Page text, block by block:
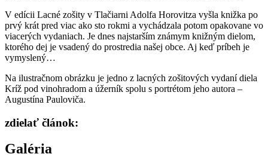
V edícii Lacné zošity v Tlačiarni Adolfa Horovitza vyšla knižka po
prvý krát pred viac ako sto rokmi a vychádzala potom opakovane vo
viacerých vydaniach. Je dnes najstarším známym knižným dielom,
ktorého dej je vsadený do prostredia našej obce. Aj keď príbeh je
vymyslený…
Na ilustračnom obrázku je jedno z lacných zošitových vydaní diela
Kríž pod vinohradom a úžerník spolu s portrétom jeho autora –
Augustína Pauloviča.
zdielať článok:
Galéria